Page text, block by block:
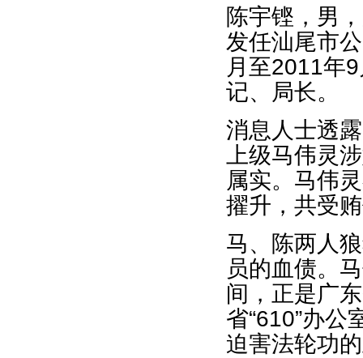
陈宇铿，男
发任汕尾市
月至2011年
记、局长。
消息人士透
上级马伟灵
属实。马伟
擢升，共受
马、陈两人
员的血债。
间，正是广
省“610”办
迫害法轮功